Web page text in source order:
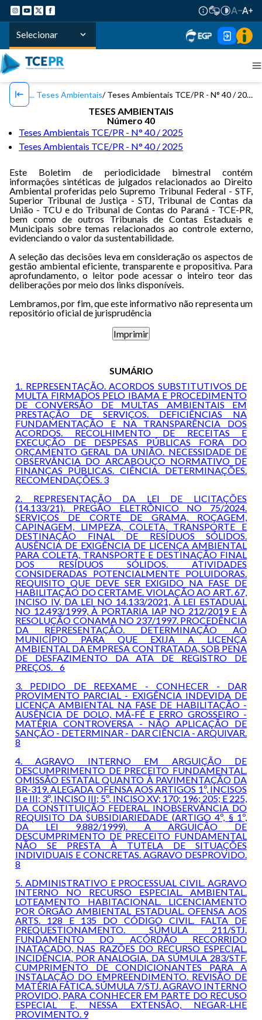
Selecionar
Teses Ambientais Teses Ambientais TCE/PR - N° 40 / 2025
TESES AMBIENTAIS
Número 40
Teses Ambientais TCE/PR - N° 40 / 2025
Teses Ambientais TCE/PR - N° 40 / 2025
Este Boletim de periodicidade bimestral contém
informações sintéticas de julgados relacionados ao Direito
Ambiental proferidas pelo Supremo Tribunal Federal - STF,
Superior Tribunal de Justiça - STJ, Tribunal de Contas da
União - TCU e do Tribunal de Contas do Paraná - TCE-PR,
bem como de outros Tribunais de Contas Estaduais e
Municipais sobre temas relacionados ao controle externo,
evidenciando o valor da sustentabilidade.
A seleção das decisões leva em consideração os aspectos de
gestão ambiental eficiente, transparente e propositiva. Para
aprofundamento, o leitor pode acessar o inteiro teor das
deliberações por meio dos links disponíveis.
Lembramos, por fim, que este informativo não representa um
repositório oficial de jurisprudência
SUMÁRIO
1. REPRESENTAÇÃO. ACORDOS SUBSTITUTIVOS DE
MULTA FIRMADOS PELO IBAMA E PROCEDIMENTO
DE CONVERSÃO DE MULTAS AMBIENTAIS EM
PRESTAÇÃO DE SERVIÇOS. DEFICIÊNCIAS NA
FUNDAMENTAÇÃO E NA TRANSPARÊNCIA DOS
ACORDOS. RECOLHIMENTO DE RECEITAS E
EXECUÇÃO DE DESPESAS PÚBLICAS FORA DO
ORÇAMENTO GERAL DA UNIÃO. NECESSIDADE DE
OBSERVÂNCIA DO ARCABOUÇO NORMATIVO DE
FINANÇAS PÚBLICAS. CIÊNCIA. DETERMINAÇÕES.
RECOMENDAÇÕES. 3
2. REPRESENTAÇÃO DA LEI DE LICITAÇÕES
(14.133/21). PREGÃO ELETRÔNICO NO 75/2024.
SERVIÇOS DE CORTE DE GRAMA, ROÇAGEM,
CAPINAGEM, LIMPEZA, COLETA, TRANSPORTE E
DESTINAÇÃO FINAL DE RESÍDUOS SÓLIDOS.
AUSÊNCIA DE EXIGÊNCIA DE LICENÇA AMBIENTAL
PARA COLETA, TRANSPORTE E DESTINAÇÃO FINAL
DOS RESÍDUOS SÓLIDOS. ATIVIDADES
CONSIDERADAS POTENCIALMENTE POLUIDORAS.
REQUISITO QUE DEVE SER EXIGIDO NA FASE DE
HABILITAÇÃO DO CERTAME. VIOLAÇÃO AO ART. 67,
INCISO IV, DA LEI NO 14.133/2021, À LEI ESTADUAL
NO 12.493/1999, À PORTARIA IAP NO 212/2019 E À
RESOLUÇÃO CONAMA NO 237/1997. PROCEDÊNCIA
DA REPRESENTAÇÃO. DETERMINAÇÃO AO
MUNICÍPIO PARA QUE EXIJA A LICENÇA
AMBIENTAL DA EMPRESA CONTRATADA, SOB PENA
DE DESFAZIMENTO DA ATA DE REGISTRO DE
PREÇOS. 6
3. PEDIDO DE REEXAME - CONHECER - DAR
PROVIMENTO PARCIAL - EXIGÊNCIA INDEVIDA DE
LICENÇA AMBIENTAL NA FASE DE HABILITAÇÃO -
AUSÊNCIA DE DOLO, MÁ-FÉ E ERRO GROSSEIRO -
MATÉRIA CONTROVERSA - NÃO APLICAÇÃO DE
SANÇÃO - DETERMINAR - DAR CIÊNCIA - ARQUIVAR.
8
4. AGRAVO INTERNO EM ARGUIÇÃO DE
DESCUMPRIMENTO DE PRECEITO FUNDAMENTAL.
OMISSÃO ESTATAL QUANTO À PAVIMENTAÇÃO DA
BR-319. ALEGADA OFENSA AOS ARTIGOS 1º, INCISOS
II e III; 3º, INCISO III; 5º, INCISO XV; 170; 196; 205; E 225,
DA CONSTITUIÇÃO FEDERAL. INOBSERVÂNCIA DO
REQUISITO DA SUBSIDIARIEDADE (ARTIGO 4º, § 1º,
DA LEI 9.882/1999). A ARGUIÇÃO DE
DESCUMPRIMENTO DE PRECEITO FUNDAMENTAL
NÃO SE PRESTA À TUTELA DE SITUAÇÕES
INDIVIDUAIS E CONCRETAS. AGRAVO DESPROVIDO.
8
5. ADMINISTRATIVO E PROCESSUAL CIVIL. AGRAVO
INTERNO NO RECURSO ESPECIAL. AMBIENTAL.
LOTEAMENTO HABITACIONAL. LICENCIAMENTO
POR ÓRGÃO AMBIENTAL ESTADUAL. OFENSA AOS
ARTS. 128 E 135 DO CÓDIGO CIVIL. FALTA DE
PREQUESTIONAMENTO. SÚMULA 211/STJ.
FUNDAMENTO DO ACÓRDÃO RECORRIDO
INATACADO, NAS RAZÕES DO RECURSO ESPECIAL.
INCIDÊNCIA, POR ANALOGIA, DA SÚMULA 283/STF.
CUMPRIMENTO DE CONDICIONANTES PARA A
INSTALAÇÃO DO EMPREENDIMENTO. REVISÃO DE
MATÉRIA FÁTICA. SÚMULA 7/STJ. AGRAVO INTERNO
PROVIDO, PARA CONHECER EM PARTE DO RECUSO
ESPECIAL E, NESSA EXTENSÃO, NEGAR-LHE
PROVIMENTO. 9